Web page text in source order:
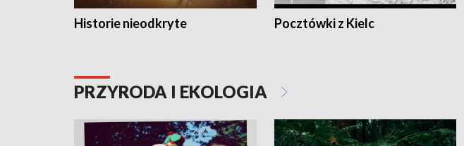
Historie nieodkryte Pocztówki z Kielc
PRZYRODA I EKOLOGIA